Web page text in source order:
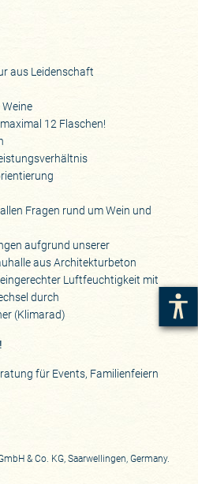
aus Leidenschaft
12 Flaschen!
Fragen rund um Wein und
aufgrund unserer
aus Architekturbeton
Luftfeuchtigkeit mit
durch
(Klimarad)
für Events, Familienfeiern
& Co. KG, Saarwellingen, Germany.